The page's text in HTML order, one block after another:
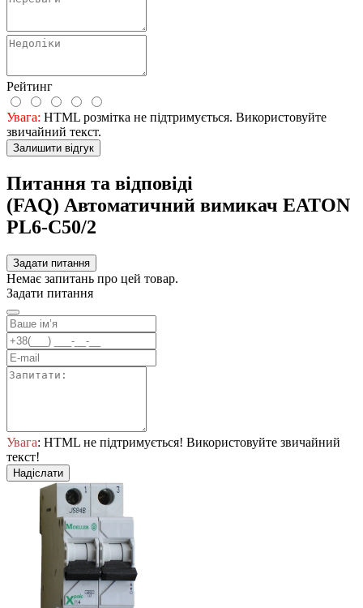
Рейтинг
Увага: HTML розмітка не підтримується. Використовуйте
звичайний текст.
Залишити відгук
Питання та відповіді
(FAQ) Автоматичний вимикач EATON
PL6-C50/2
Задати питання
Немає запитань про цей товар.
Задати питання
Увага: HTML не підтримується! Використовуйте звичайний
текст!
Надіслати